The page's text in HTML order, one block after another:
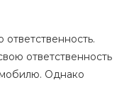
ответственность.
ответственность
Однако